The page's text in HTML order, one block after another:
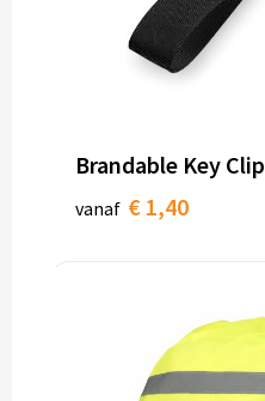
Brandable Key Clip
vanaf € 1,40